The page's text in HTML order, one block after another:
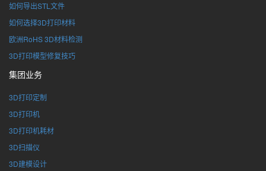
如何导出STL文件
如何选择3D打印材料
欧洲RoHS 3D材料检测
3D打印模型修复技巧
集团业务
3D打印定制
3D打印机
3D打印机耗材
3D扫描仪
3D建模设计